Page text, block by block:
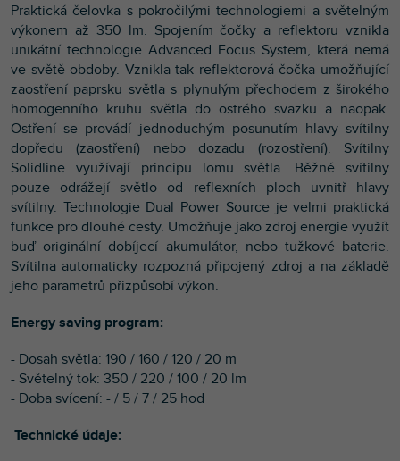
Praktická čelovka s pokročilými technologiemi a světelným
výkonem až 350 lm. Spojením čočky a reflektoru vznikla
unikátní technologie Advanced Focus System, která nemá
ve světě obdoby. Vznikla tak reflektorová čočka umožňující
zaostření paprsku světla s plynulým přechodem z širokého
homogenního kruhu světla do ostrého svazku a naopak.
Ostření se provádí jednoduchým posunutím hlavy svítilny
dopředu (zaostření) nebo dozadu (rozostření). Svítilny
Solidline využívají principu lomu světla. Běžné svítilny
pouze odrážejí světlo od reflexních ploch uvnitř hlavy
svítilny. Technologie Dual Power Source je velmi praktická
funkce pro dlouhé cesty. Umožňuje jako zdroj energie využít
buď originální dobíjecí akumulátor, nebo tužkové baterie.
Svítilna automaticky rozpozná připojený zdroj a na základě
jeho parametrů přizpůsobí výkon.
Energy saving program:
- Dosah světla: 190 / 160 / 120 / 20 m
- Světelný tok: 350 / 220 / 100 / 20 lm
- Doba svícení: - / 5 / 7 / 25 hod
Technické údaje: